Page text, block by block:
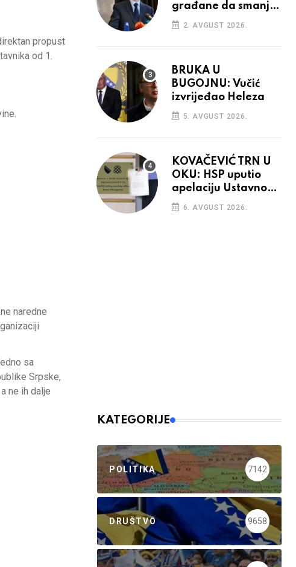
propust
od 1.
naredne
sa
Srpske,
ne ih dalje
građane da smanje
potrošnju struje
2. AVGUST 2026.
BRUKA U
BUGOJNU: Vučić
izvrijeđao Heleza
5. AVGUST 2026.
KOVAČEVIĆ TRN U
OKU: HSP uputio
apelaciju Ustavnom
sudu BiH
6. AVGUST 2026.
KATEGORIJE
POLITIKA 7142
DRUŠTVO 9658